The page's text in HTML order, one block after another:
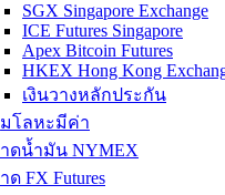
SGX Singapore Exchange
ICE Futures Singapore
Apex Bitcoin Futures
HKEX Hong Kong
เงินวางหลักประกัน
โลหะมีค่า
ดน้ำมัน NYMEX
ด FX Futures